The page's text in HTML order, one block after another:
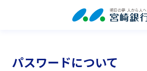
パスワードについて